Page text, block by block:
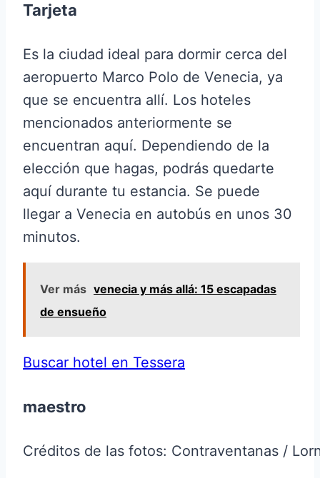
Tarjeta
Es la ciudad ideal para dormir cerca del
aeropuerto Marco Polo de Venecia, ya
que se encuentra allí. Los hoteles
mencionados anteriormente se
encuentran aquí. Dependiendo de la
elección que hagas, podrás quedarte
aquí durante tu estancia. Se puede
llegar a Venecia en autobús en unos 30
minutos.
Ver más venecia y más allá: 15 escapadas
de ensueño
Buscar hotel en Tessera
maestro
Créditos de las fotos: Contraventanas /